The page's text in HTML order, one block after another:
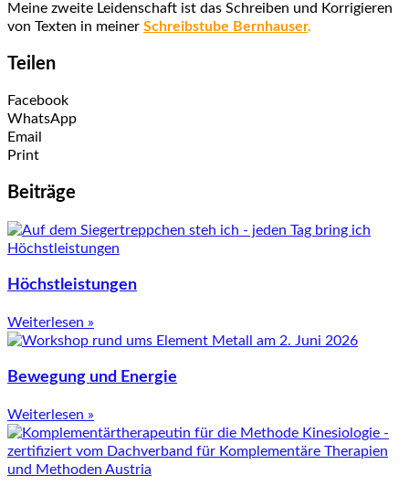
Meine zweite Leidenschaft ist das Schreiben und Korrigieren
von Texten in meiner Schreibstube Bernhauser.
Teilen
Facebook
WhatsApp
Email
Print
Beiträge
Höchstleistungen
Weiterlesen »
Bewegung und Energie
Weiterlesen »